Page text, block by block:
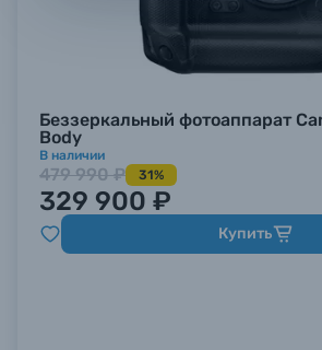
Беззеркальный фотоаппарат
Body
В наличии
479 990 ₽ 31%
329 900 ₽
Купить